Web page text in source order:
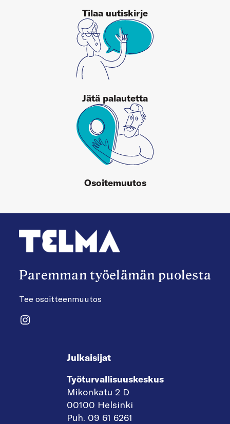
Tilaa uutiskirje
Jätä palautetta
Osoitemuutos
Paremman työelämän puolesta
Tee osoitteenmuutos
Instagram
Julkaisijat
Työturvallisuuskeskus
Mikonkatu 2 D
00100 Helsinki
Puh. 09 61 6261